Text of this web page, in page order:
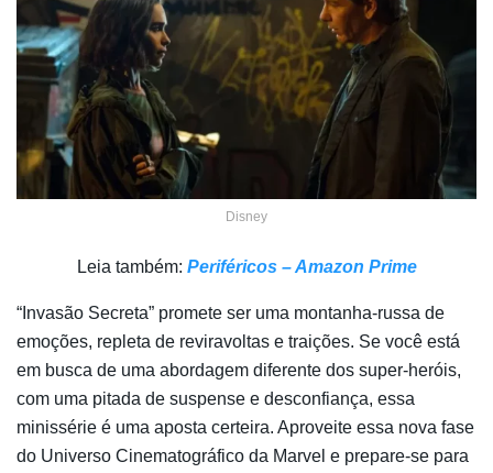
Disney
Leia também: Periféricos – Amazon Prime
“Invasão Secreta” promete ser uma montanha-russa de
emoções, repleta de reviravoltas e traições. Se você está
em busca de uma abordagem diferente dos super-heróis,
com uma pitada de suspense e desconfiança, essa
minissérie é uma aposta certeira. Aproveite essa nova fase
do Universo Cinematográfico da Marvel e prepare-se para